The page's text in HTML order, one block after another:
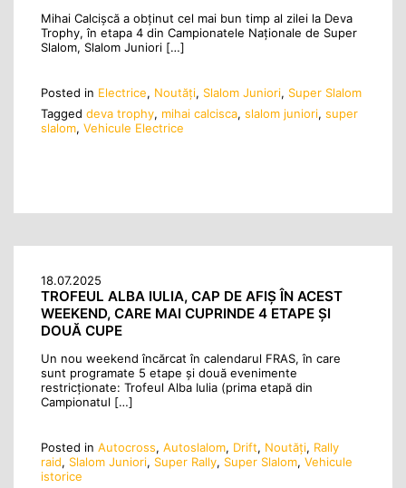
Mihai Calcișcă a obținut cel mai bun timp al zilei la Deva
Trophy, în etapa 4 din Campionatele Naționale de Super
Slalom, Slalom Juniori […]
Posted in Electrice, Noutăţi, Slalom Juniori, Super Slalom
Tagged deva trophy, mihai calcisca, slalom juniori, super
slalom, Vehicule Electrice
18.07.2025
TROFEUL ALBA IULIA, CAP DE AFIȘ ÎN ACEST
WEEKEND, CARE MAI CUPRINDE 4 ETAPE ȘI
DOUĂ CUPE
Un nou weekend încărcat în calendarul FRAS, în care
sunt programate 5 etape și două evenimente
restricționate: Trofeul Alba Iulia (prima etapă din
Campionatul […]
Posted in Autocross, Autoslalom, Drift, Noutăţi, Rally
raid, Slalom Juniori, Super Rally, Super Slalom, Vehicule
istorice